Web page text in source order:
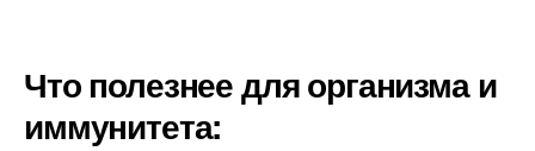
Что полезнее для организма и
иммунитета: